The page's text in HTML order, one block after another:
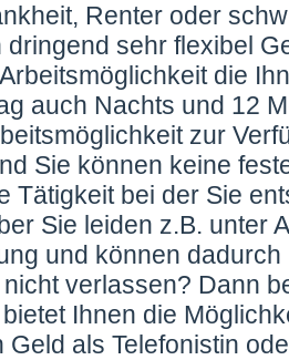
Renter oder
dringend sehr flexibel
die
auch Nachts und 12
zur
Sie können keine
Tätigkeit bei der Sie
Sie leiden z.B. unter
und können
verlassen? Dann
Ihnen die
als Telefonistin